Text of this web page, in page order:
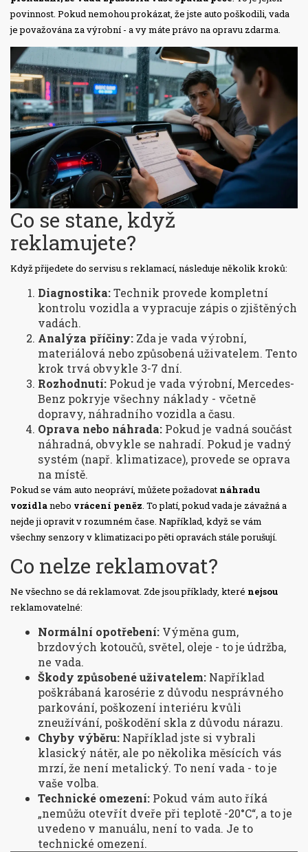
povinnost. Pokud nemohou prokázat, že jste auto poškodili, vada
je považována za výrobní - a vy máte právo na opravu zdarma.
Co se stane, když
reklamujete?
Když přijedete do servisu s reklamací, následuje několik kroků:
Diagnostika:Technik provede kompletní
kontrolu vozidla a vypracuje zápis o zjištěných
vadách.
Analýza příčiny: Zda je vada výrobní,
materiálová nebo způsobená uživatelem. Tento
krok trvá obvykle 3-7 dní.
Rozhodnutí: Pokud je vada výrobní, Mercedes-
Benz pokryje všechny náklady - včetně
dopravy, náhradního vozidla a času.
Oprava nebo náhrada: Pokud je vadná součást
náhradná, obvykle se nahradí. Pokud je vadný
systém (např. klimatizace), provede se oprava
na místě.
Pokud se vám auto neopráví, můžete požadovat náhradu
vozidlanebo vrácení peněz. To platí, pokud vada je závažná a
nejde ji opravit v rozumném čase. Například, když se vám
všechny senzory v klimatizaci po pěti opravách stále porušují.
Co nelze reklamovat?
Ne všechno se dá reklamovat. Zde jsou příklady, které nejsou
reklamovatelné:
Normální opotřebení: Výměna gum,
brzdových kotoučů, světel, oleje - to je údržba,
ne vada.
Škody způsobené uživatelem: Například
poškrábaná karosérie z důvodu nesprávného
parkování, poškození interiéru kvůli
zneužívání, poškodění skla z důvodu nárazu.
Chyby výběru: Například jste si vybrali
klasický nátěr, ale po několika měsících vás
mrzí, že není metalický. To není vada - to je
vaše volba.
Technické omezení: Pokud vám auto říká
„nemůžu otevřít dveře při teplotě -20°C“, a to je
uvedeno v manuálu, není to vada. Je to
technické omezení.